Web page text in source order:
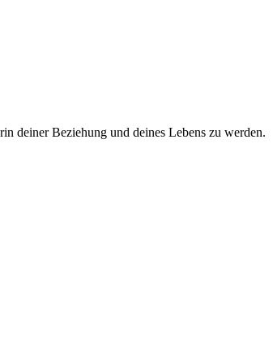
deiner Beziehung und deines Lebens zu werden.